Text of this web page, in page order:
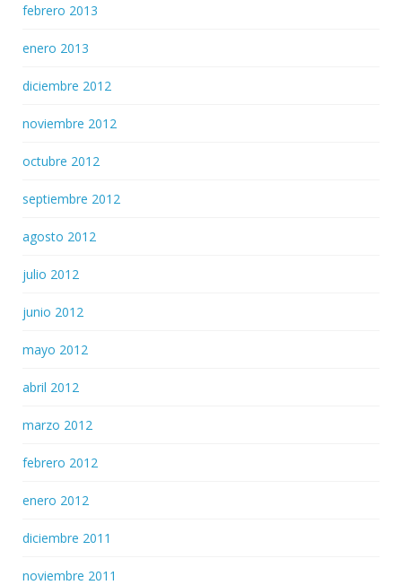
febrero 2013
enero 2013
diciembre 2012
noviembre 2012
octubre 2012
septiembre 2012
agosto 2012
julio 2012
junio 2012
mayo 2012
abril 2012
marzo 2012
febrero 2012
enero 2012
diciembre 2011
noviembre 2011